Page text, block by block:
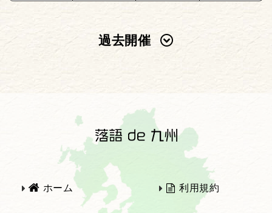
過去開催
2022年
2021年 2020年
ホーム 利用規約